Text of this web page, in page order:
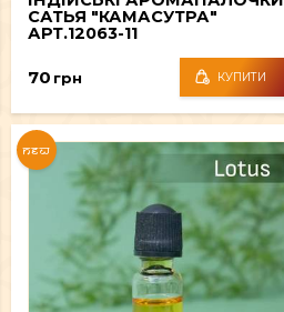
САТЬЯ "КАМАСУТРА"
АРТ.12063-11
70 грн КУПИТИ
NEW